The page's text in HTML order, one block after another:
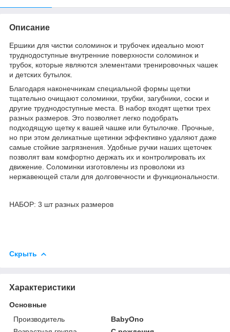
Описание
Ершики для чистки соломинок и трубочек идеально моют
труднодоступные внутренние поверхности соломинок и
трубок, которые являются элементами тренировочных чашек
и детских бутылок.
Благодаря наконечникам специальной формы щетки
тщательно очищают соломинки, трубки, загубники, соски и
другие труднодоступные места. В набор входят щетки трех
разных размеров. Это позволяет легко подобрать
подходящую щетку к вашей чашке или бутылочке. Прочные,
но при этом деликатные щетинки эффективно удаляют даже
самые стойкие загрязнения. Удобные ручки наших щеточек
позволят вам комфортно держать их и контролировать их
движение. Соломинки изготовлены из проволоки из
нержавеющей стали для долговечности и функциональности.
НАБОР: 3 шт разных размеров
Скрыть
Характеристики
Основные
Производитель
BabyOno